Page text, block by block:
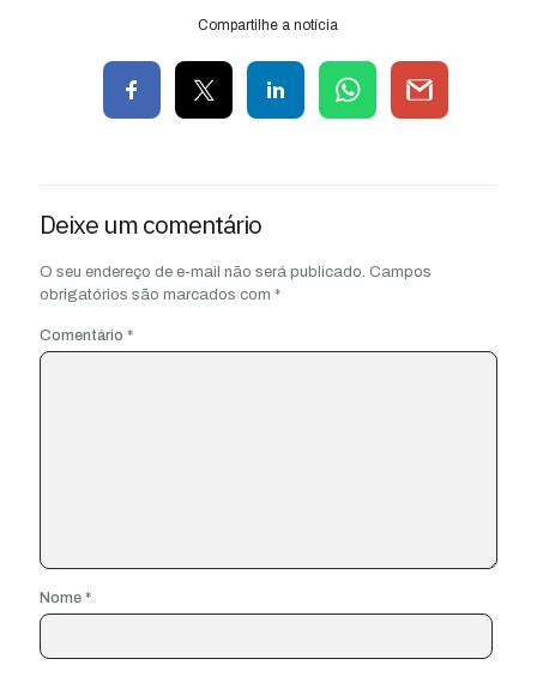
Compartilhe a notícia
Deixe um comentário
O seu endereço de e-mail não será publicado. Campos
obrigatórios são marcados com *
Comentário *
Nome *